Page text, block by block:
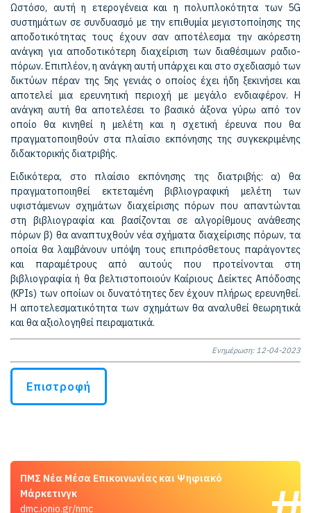
Ωστόσο, αυτή η ετερογένεια και η πολυπλοκότητα των 5G
συστημάτων σε συνδυασμό με την επιθυμία μεγιστοποίησης της
αποδοτικότητας τους έχουν σαν αποτέλεσμα την ακόρεστη
ανάγκη για αποδοτικότερη διαχείριση των διαθέσιμων ραδιο-
πόρων. Επιπλέον, η ανάγκη αυτή υπάρχει και στο σχεδιασμό των
δικτύων πέραν της 5ης γενιάς ο οποίος έχει ήδη ξεκινήσει και
αποτελεί μια ερευνητική περιοχή με μεγάλο ενδιαφέρον. Η
ανάγκη αυτή θα αποτελέσει το βασικό άξονα γύρω από τον
οποίο θα κινηθεί η μελέτη και η σχετική έρευνα που θα
πραγματοποιηθούν στα πλαίσιo εκπόνησης της συγκεκριμένης
διδακτορικής διατριβής.
Ειδικότερα, στο πλαίσιο εκπόνησης της διατριβής: α) θα
πραγματοποιηθεί εκτεταμένη βιβλιογραφική μελέτη των
υφιστάμενων σχημάτων διαχείρισης πόρων που απαντώνται
στη βιβλιογραφία και βασίζονται σε αλγορίθμους ανάθεσης
πόρων β) θα αναπτυχθούν νέα σχήματα διαχείρισης πόρων, τα
οποία θα λαμβάνουν υπόψη τους επιπρόσθετους παράγοντες
και παραμέτρους από αυτούς που προτείνονται στη
βιβλιογραφία ή θα βελτιστοποιούν Καίριους Δείκτες Απόδοσης
(KPIs) των οποίων οι δυνατότητες δεν έχουν πλήρως ερευνηθεί.
Η αποτελεσματικότητα των σχημάτων θα αναλυθεί θεωρητικά
και θα αξιολογηθεί πειραματικά.
Ενημέρωση: 12-04-2023
Επιστροφή
ΠΜΣ Νέα Μέσα Επικοινωνίας και Ψηφιακό
Μάρκετινγκ
dmc.ionio.gr/nmc